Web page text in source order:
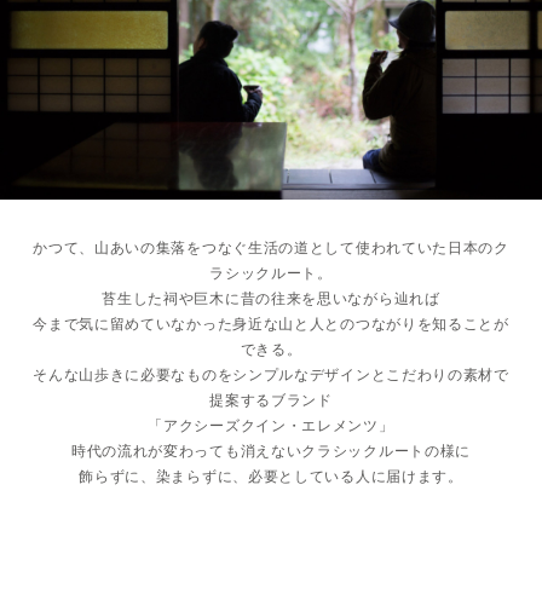
かつて、山あいの集落をつなぐ生活の道として使われていた日本のク
ラシックルート。
苔生した祠や巨木に昔の往来を思いながら辿れば
今まで気に留めていなかった身近な山と人とのつながりを知ることが
できる。
そんな山歩きに必要なものをシンプルなデザインとこだわりの素材で
提案するブランド
「アクシーズクイン・エレメンツ」
時代の流れが変わっても消えないクラシックルートの様に
飾らずに、染まらずに、必要としている人に届けます。